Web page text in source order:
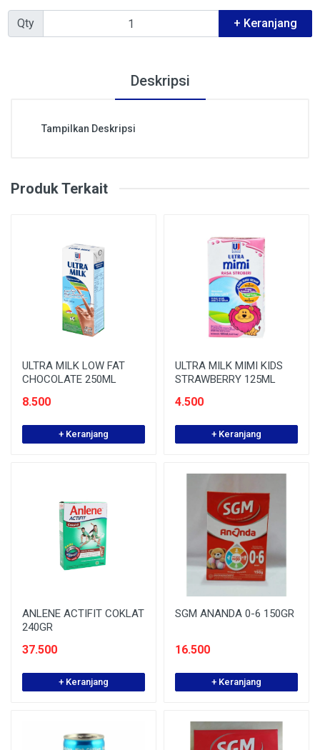
Qty + Keranjang
Deskripsi
Tampilkan Deskripsi
Produk Terkait
ULTRA MILK LOW FAT
CHOCOLATE 250ML
8.500
+ Keranjang
ULTRA MILK MIMI KIDS
STRAWBERRY 125ML
4.500
+ Keranjang
ANLENE ACTIFIT COKLAT
240GR
37.500
+ Keranjang
SGM ANANDA 0-6 150GR
16.500
+ Keranjang